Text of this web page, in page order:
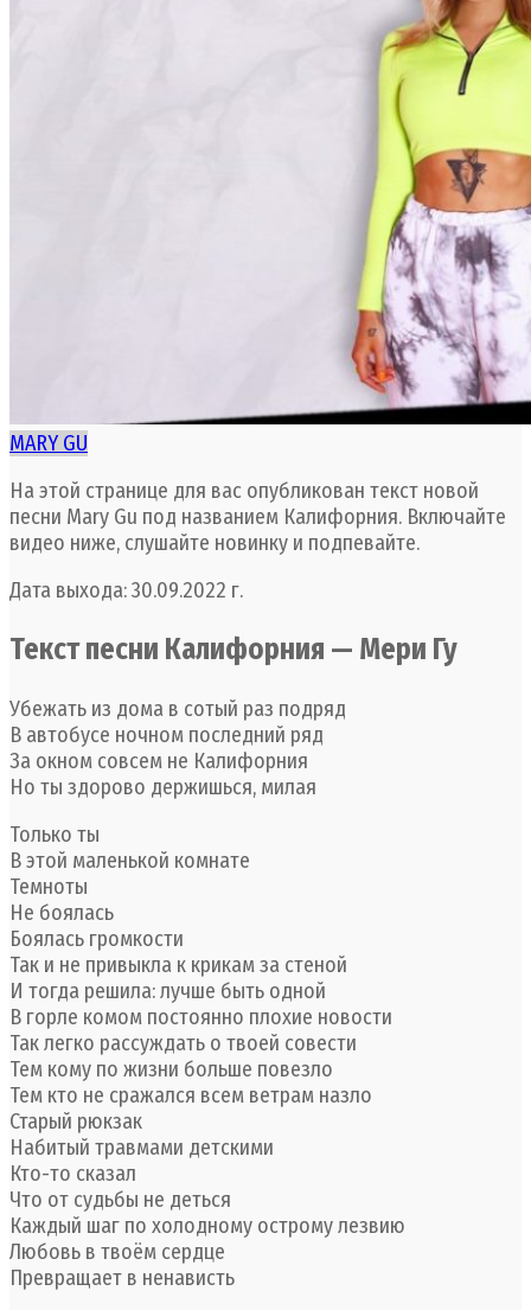
MARY GU
На этой странице для вас опубликован текст новой
песни Mary Gu под названием Калифорния. Включайте
видео ниже, слушайте новинку и подпевайте.
Дата выхода: 30.09.2022 г.
Текст песни Калифорния — Мери Гу
Убежать из дома в сотый раз подряд
В автобусе ночном последний ряд
За окном совсем не Калифорния
Но ты здорово держишься, милая
Только ты
В этой маленькой комнате
Темноты
Не боялась
Боялась громкости
Так и не привыкла к крикам за стеной
И тогда решила: лучше быть одной
В горле комом постоянно плохие новости
Так легко рассуждать о твоей совести
Тем кому по жизни больше повезло
Тем кто не сражался всем ветрам назло
Старый рюкзак
Набитый травмами детскими
Кто-то сказал
Что от судьбы не деться
Каждый шаг по холодному острому лезвию
Любовь в твоём сердце
Превращает в ненависть